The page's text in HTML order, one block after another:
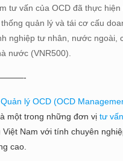
tư vấn của OCD đã thực
quản lý và tái cơ cấu
nghiệp tư nhân, nước ngoài,
nước (VNR500).
lý OCD (OCD
một trong những đơn vị tư
Nam với tính chuyên
cao.